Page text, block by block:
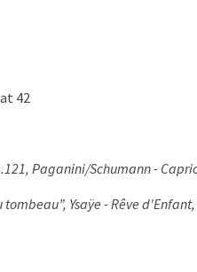
42
Paganini/Schumann -
tombeau”, Ysaÿe - Rêve